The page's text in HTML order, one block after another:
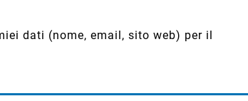
dati (nome, email, sito web) per il